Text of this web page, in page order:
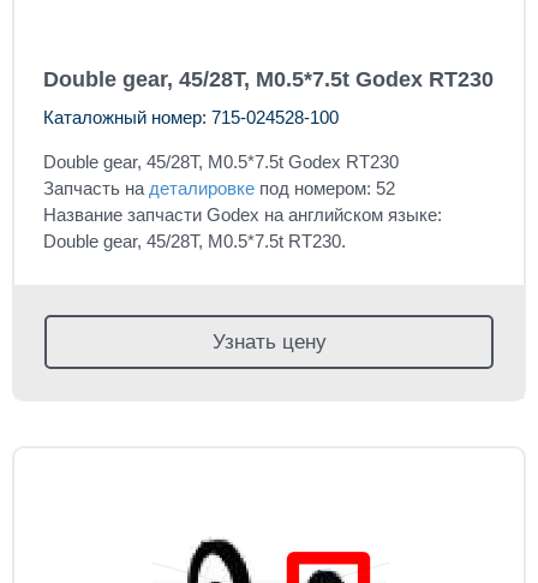
Double gear, 45/28T, M0.5*7.5t Godex RT230
Каталожный номер: 715-024528-100
Double gear, 45/28T, M0.5*7.5t Godex RT230
Запчасть на деталировке под номером: 52
Название запчасти Godex на английском языке:
Double gear, 45/28T, M0.5*7.5t RT230.
Узнать цену